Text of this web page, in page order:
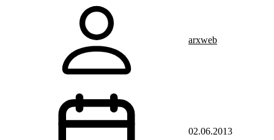
arxweb
02.06.2013